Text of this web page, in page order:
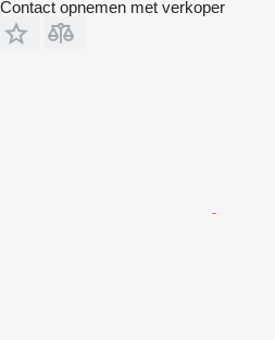
Contact opnemen met verkoper